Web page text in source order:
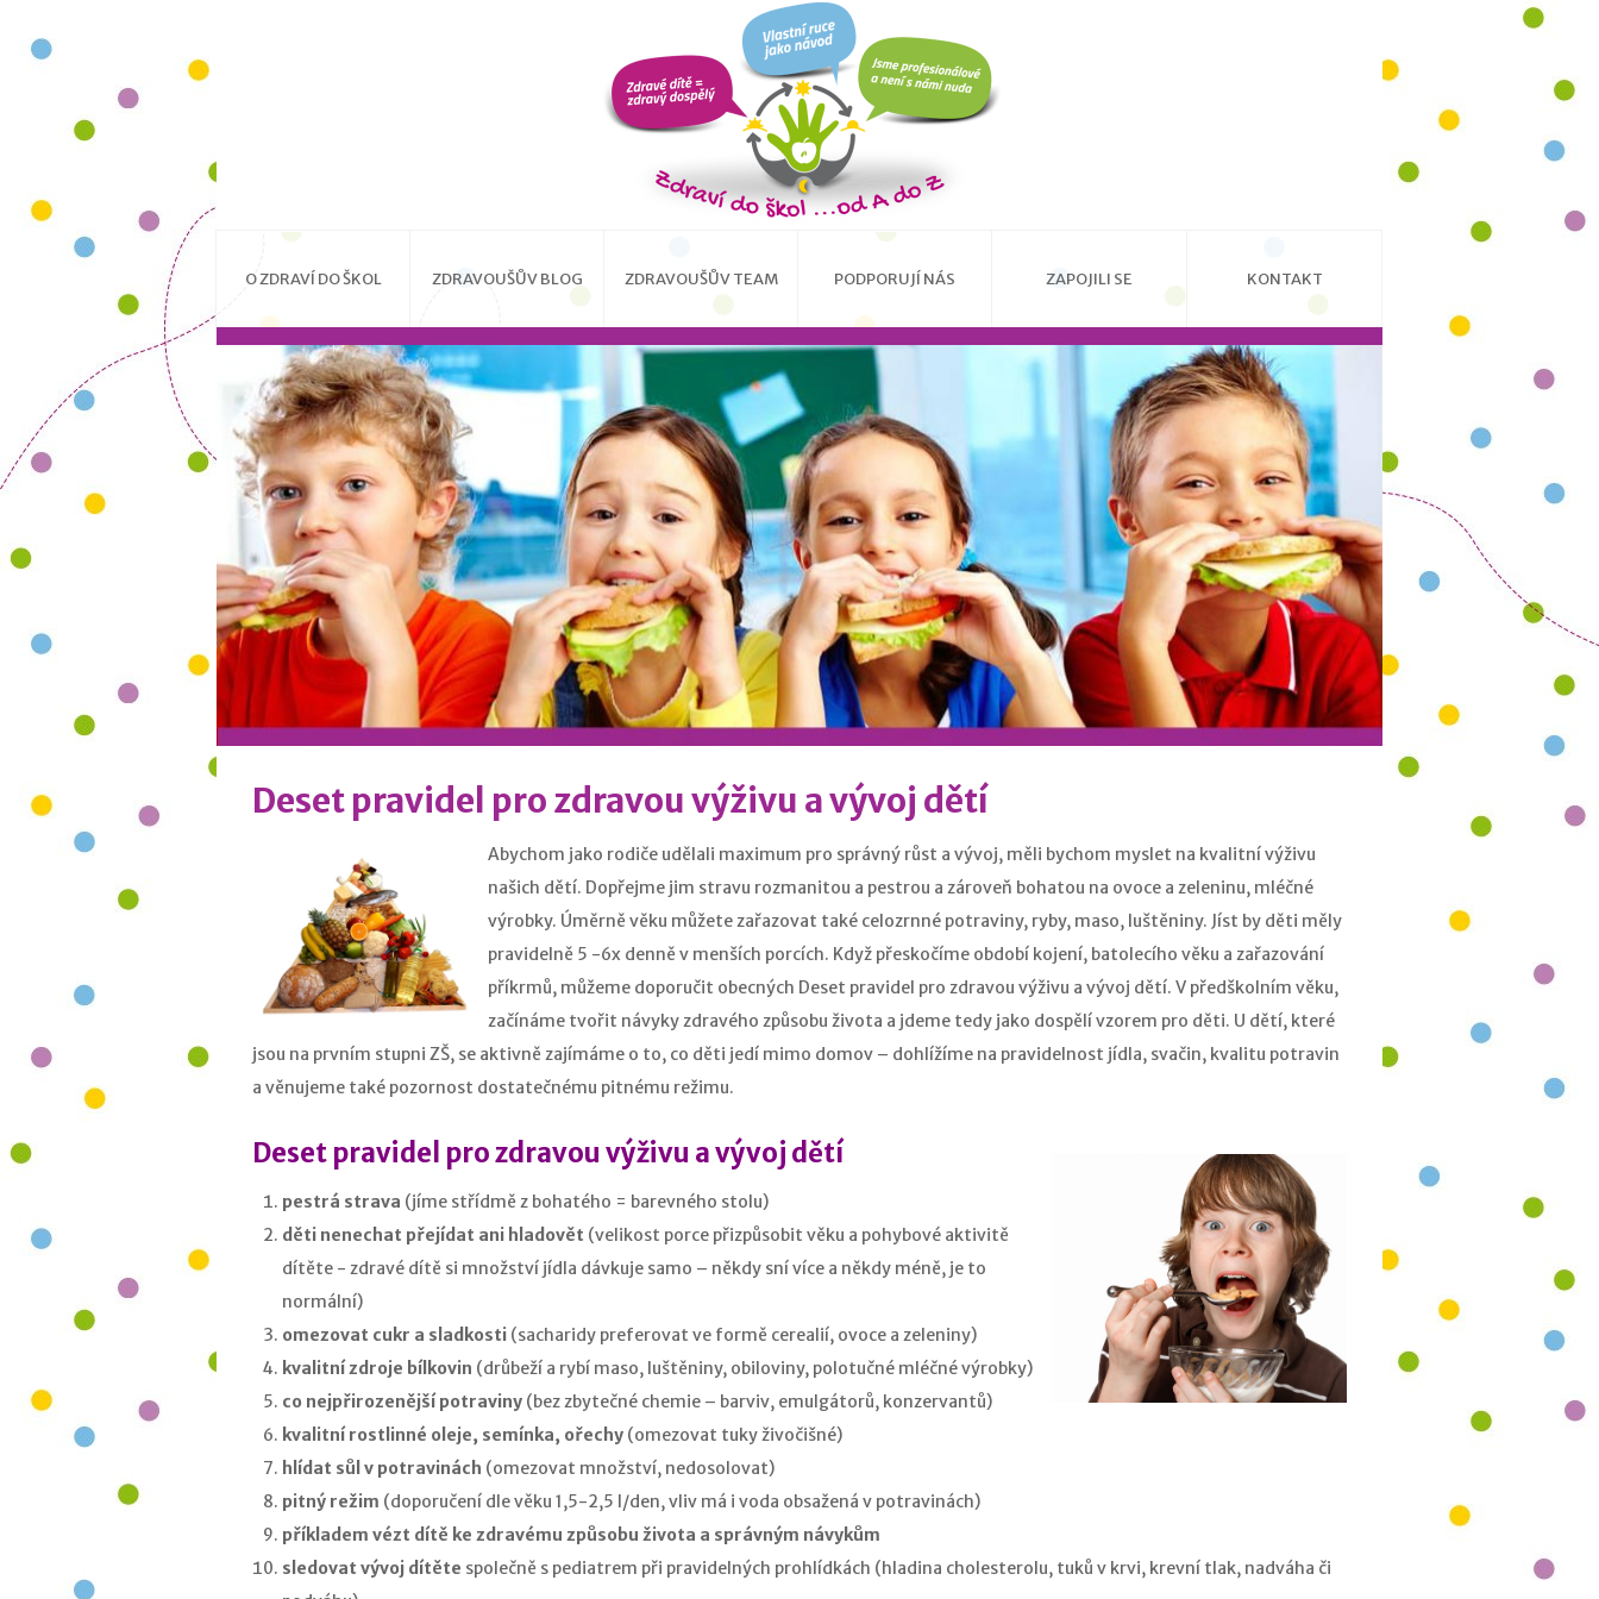
O ZDRAVÍ DO ŠKOL ZDRAVOUŠŮV BLOG ZDRAVOUŠŮV TEAM PODPORUJÍ NÁS ZAPOJILI SE KONTAKT
Deset pravidel pro zdravou výživu a vývoj dětí
Abychom jako rodiče udělali maximum pro správný růst a vývoj, měli bychom myslet na kvalitní výživu
našich dětí. Dopřejme jim stravu rozmanitou a pestrou a zároveň bohatou na ovoce a zeleninu, mléčné
výrobky. Úměrně věku můžete zařazovat také celozrnné potraviny, ryby, maso, luštěniny. Jíst by děti měly
pravidelně 5 -6x denně v menších porcích. Když přeskočíme období kojení, batolecího věku a zařazování
příkrmů, můžeme doporučit obecných Deset pravidel pro zdravou výživu a vývoj dětí. V předškolním věku,
začínáme tvořit návyky zdravého způsobu života a jdeme tedy jako dospělí vzorem pro děti. U dětí, které
jsou na prvním stupni ZŠ, se aktivně zajímáme o to, co děti jedí mimo domov – dohlížíme na pravidelnost jídla, svačin, kvalitu potravin
a věnujeme také pozornost dostatečnému pitnému režimu.
Deset pravidel pro zdravou výživu a vývoj dětí
pestrá strava (jíme střídmě z bohatého = barevného stolu)
děti nenechat přejídat ani hladovět (velikost porce přizpůsobit věku a pohybové aktivitě
dítěte - zdravé dítě si množství jídla dávkuje samo – někdy sní více a někdy méně, je to
normální)
omezovat cukr a sladkosti (sacharidy preferovat ve formě cerealií, ovoce a zeleniny)
kvalitní zdroje bílkovin (drůbeží a rybí maso, luštěniny, obiloviny, polotučné mléčné výrobky)
co nejpřirozenější potraviny (bez zbytečné chemie – barviv, emulgátorů, konzervantů)
kvalitní rostlinné oleje, semínka, ořechy (omezovat tuky živočišné)
hlídat sůl v potravinách (omezovat množství, nedosolovat)
pitný režim (doporučení dle věku 1,5-2,5 l/den, vliv má i voda obsažená v potravinách)
příkladem vézt dítě ke zdravému způsobu života a správným návykům
sledovat vývoj dítěte společně s pediatrem při pravidelných prohlídkách (hladina cholesterolu, tuků v krvi, krevní tlak, nadváha či